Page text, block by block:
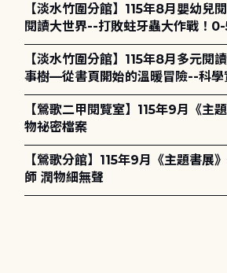
【淡水竹圍分館】115年8月嬰幼兒
閱讀大世界--打敗蛀牙蟲大作戰！0-
護全攻略》
【淡水竹圍分館】115年8月多元閱
事樹—從書頁開始的溫暖冒險--科學
電章魚》
【鶯歌二甲閱覽室】115年9月《
物祕密檔案
【鶯歌分館】115年9月《主題書
師 潤物細無聲